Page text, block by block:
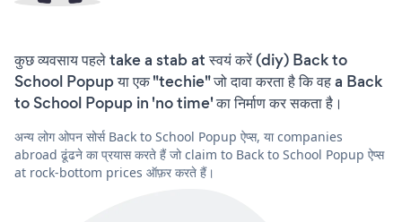
कुछ व्यवसाय पहले take a stab at स्वयं करें (diy) Back to
School Popup या एक "techie" जो दावा करता है कि वह a Back
to School Popup in 'no time' का निर्माण कर सकता है।
अन्य लोग ओपन सोर्स Back to School Popup ऐप्स, या companies
abroad ढूंढने का प्रयास करते हैं जो claim to Back to School Popup ऐप्स
at rock-bottom prices ऑफ़र करते हैं।